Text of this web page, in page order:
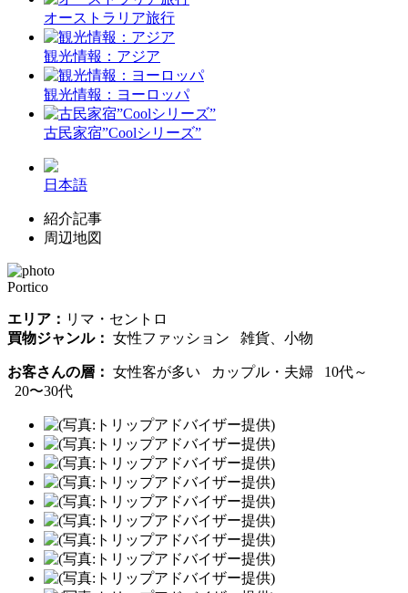
オーストラリア旅行
観光情報：アジア
観光情報：ヨーロッパ
古民家宿”Coolシリーズ”
日本語
紹介記事
周辺地図
Portico
エリア： リマ・セントロ
買物ジャンル： 女性ファッション 雑貨、小物
お客さんの層： 女性客が多い カップル・夫婦 10代～
20〜30代